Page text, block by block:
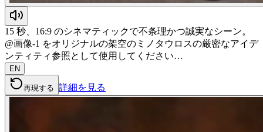
15 秒、16:9 のシネマティックで不条理かつ誠実なシーン。
@画像-1 をオリジナルの架空のミノタウロスの厳密なアイデ
ンティティ参照として使用してください…
EN
再現する 詳細を見る